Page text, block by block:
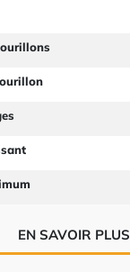
EN SAVOIR PLUS